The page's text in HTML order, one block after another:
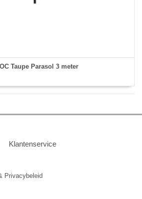
Taupe Parasol 3 meter
Klantenservice
Privacybeleid